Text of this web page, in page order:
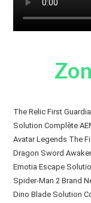
The Relic First
Solution Complète
Avatar Legends The
Dragon Sword
Emotia Escape
Spider-Man 2 Brand
Dino Blade Solution